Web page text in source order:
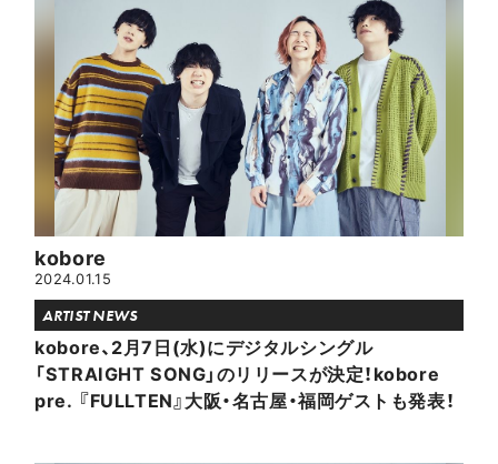
kobore
2024.01.15
ARTIST NEWS
kobore、2月7日(水)にデジタルシングル
「STRAIGHT SONG」のリリースが決定！kobore
pre. 『FULLTEN』大阪・名古屋・福岡ゲストも発表！